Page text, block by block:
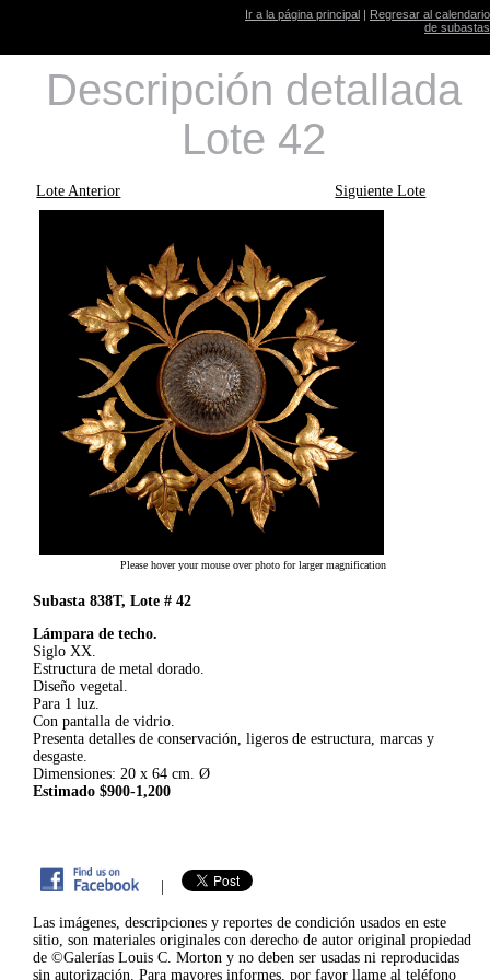
Ir a la página principal | Regresar al calendario
de subastas
Descripción detallada
Lote 42
Lote Anterior Siguiente Lote
Please hover your mouse over photo for larger magnification
Subasta 838T, Lote # 42
Lámpara de techo.
Siglo XX.
Estructura de metal dorado.
Diseño vegetal.
Para 1 luz.
Con pantalla de vidrio.
Presenta detalles de conservación, ligeros de estructura, marcas y
desgaste.
Dimensiones: 20 x 64 cm. Ø
Estimado $900-1,200
|
Las imágenes, descripciones y reportes de condición usados en este
sitio, son materiales originales con derecho de autor original propiedad
de ©Galerías Louis C. Morton y no deben ser usadas ni reproducidas
sin autorización. Para mayores informes, por favor llame al teléfono